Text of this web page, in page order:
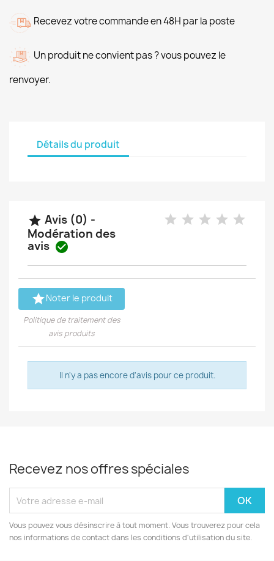
Recevez votre commande en 48H par la poste
Un produit ne convient pas ? vous pouvez le
renvoyer.
Détails du produit
 Avis (0) -
Modération des
avis 
Noter le produit
Politique de traitement des
avis produits
Il n'y a pas encore d'avis pour ce produit.
Recevez nos offres spéciales
Vous pouvez vous désinscrire à tout moment. Vous trouverez pour cela
nos informations de contact dans les conditions d'utilisation du site.